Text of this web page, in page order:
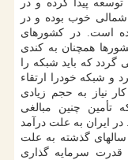
پیدا کرده و در
خوب بوده و در
است. در کشورهای
همچنان به کندی
که باید شبکه را
و شبکه خودرا ارتقاء
نیاز به حجم زیادی
تأمین چنین مبالغی
ایران به علت درآمد
سالهای گذشته به علت
قدرت سرمایه گذاری